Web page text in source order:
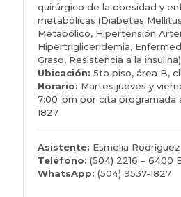
quirúrgico de la obesidad y
metabólicas (Diabetes
Metabólico, Hipertensión
Hipertrigliceridemia,
Graso, Resistencia a la
Ubicación: 5to piso, área B,
Horario: Martes jueves y
7:00 pm por cita programada
1827
Asistente: Esmelia Rodríguez
Teléfono: (504) 2216 – 6400
WhatsApp: (504) 9537-1827